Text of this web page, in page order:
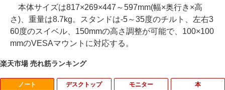
本体サイズは817×269×447～597mm(幅×奥行き×高
さ)、重量は8.7kg。スタンドは-5～35度のチルト、左右3
60度のスイベル、150mmの高さ調整が可能で、100×100
mmのVESAマウントに対応する。
楽天市場 売れ筋ランキング
ノート デスクトップ モニター 本